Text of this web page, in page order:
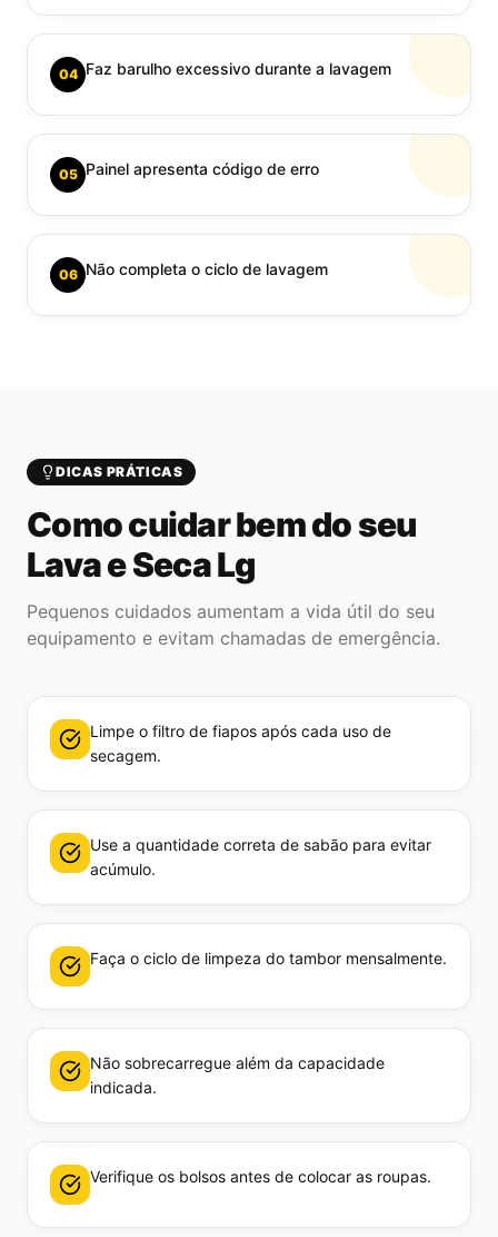
04 Faz barulho excessivo durante a lavagem
05 Painel apresenta código de erro
06 Não completa o ciclo de lavagem
DICAS PRÁTICAS
Como cuidar bem do seu
Lava e Seca Lg
Pequenos cuidados aumentam a vida útil do seu
equipamento e evitam chamadas de emergência.
Limpe o filtro de fiapos após cada uso de
secagem.
Use a quantidade correta de sabão para evitar
acúmulo.
Faça o ciclo de limpeza do tambor mensalmente.
Não sobrecarregue além da capacidade
indicada.
Verifique os bolsos antes de colocar as roupas.